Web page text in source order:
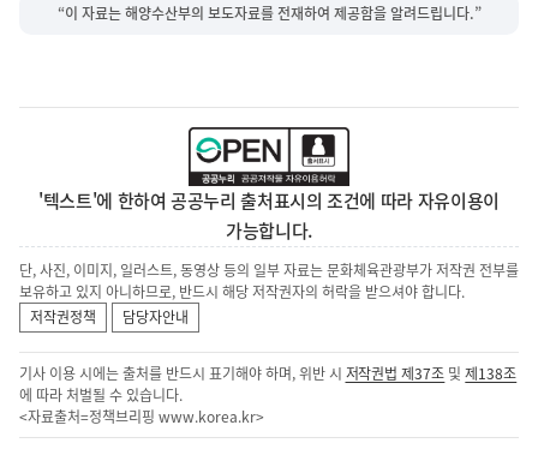
“이 자료는 해양수산부의 보도자료를 전재하여 제공함을 알려드립니다.”
'텍스트'에 한하여 공공누리 출처표시의 조건에 따라 자유이용이
가능합니다.
단, 사진, 이미지, 일러스트, 동영상 등의 일부 자료는 문화체육관광부가 저작권 전부를
보유하고 있지 아니하므로, 반드시 해당 저작권자의 허락을 받으셔야 합니다.
저작권정책
담당자안내
기사 이용 시에는 출처를 반드시 표기해야 하며, 위반 시 저작권법 제37조 및제138조
에 따라 처벌될 수 있습니다.
<자료출처=정책브리핑 www.korea.kr>